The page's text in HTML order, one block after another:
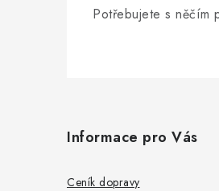
Potřebujete s něčím
Informace pro Vás
Ceník dopravy